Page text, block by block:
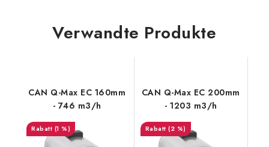
Verwandte Produkte
CAN Q-Max EC 160mm
- 746 m3/h
(1 %)
CAN Q-Max EC 200mm
- 1203 m3/h
(2 %)